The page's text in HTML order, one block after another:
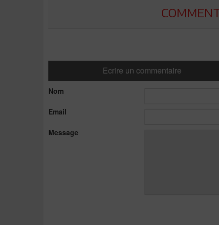
Ecrire un commentaire
Nom
Email
Message